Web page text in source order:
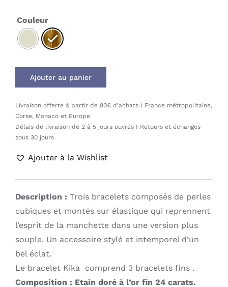
Couleur
Ajouter au panier
Livraison offerte à partir de 80€ d’achats I France métropolitaine,
Corse, Monaco et Europe
Délais de livraison de 2 à 5 jours ouvrés I Retours et échanges
sous 30 jours
Ajouter à la Wishlist
Description : Trois bracelets composés de perles
cubiques et montés sur élastique qui reprennent
l’esprit de la manchette dans une version plus
souple. Un accessoire stylé et intemporel d’un
bel éclat.
Le bracelet Kika comprend 3 bracelets fins .
Composition : Etain doré à l’or fin 24 carats.